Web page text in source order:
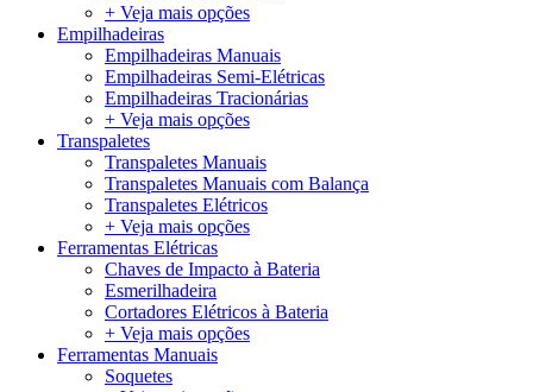
+ Veja mais opções
Empilhadeiras
Empilhadeiras Manuais
Empilhadeiras Semi-Elétricas
Empilhadeiras Tracionárias
+ Veja mais opções
Transpaletes
Transpaletes Manuais
Transpaletes Manuais com Balança
Transpaletes Elétricos
+ Veja mais opções
Ferramentas Elétricas
Chaves de Impacto à Bateria
Esmerilhadeira
Cortadores Elétricos à Bateria
+ Veja mais opções
Ferramentas Manuais
Soquetes